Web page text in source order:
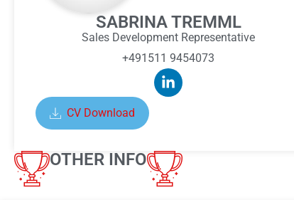
SABRINA TREMML
Sales Development Representative
+491511 9454073
CV Download
OTHER INFO